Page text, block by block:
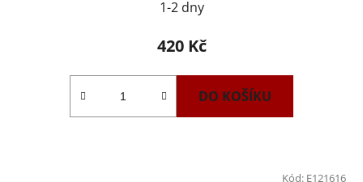
1-2 dny
420 Kč
DO KOŠÍKU
Kód: E121616